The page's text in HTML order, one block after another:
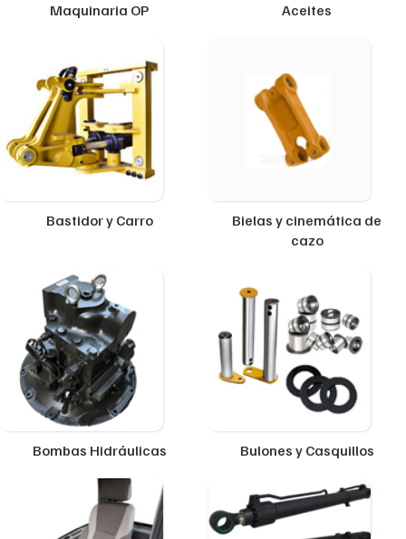
Maquinaria OP Aceites
Bastidor y Carro
Bielas y cinemática de
cazo
Bombas Hidráulicas Bulones y Casquillos